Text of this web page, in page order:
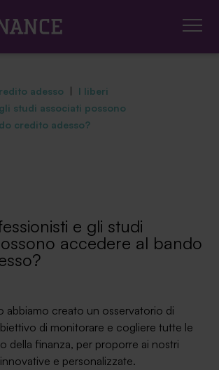
adesso | I liberi
studi associati possono
credito adesso?
e gli studi
accedere al bando
abbiamo creato un osservatorio di
di monitorare e cogliere tutte le
della finanza, per proporre ai nostri
e personalizzate.